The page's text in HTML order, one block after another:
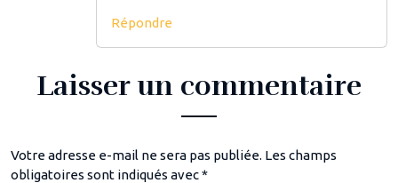
Répondre
Laisser un commentaire
Votre adresse e-mail ne sera pas publiée. Les champs
obligatoires sont indiqués avec*